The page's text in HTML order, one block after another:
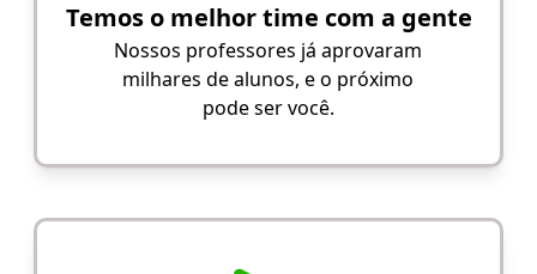
Temos o melhor time com a gente
Nossos professores já aprovaram
milhares de alunos, e o próximo
pode ser você.